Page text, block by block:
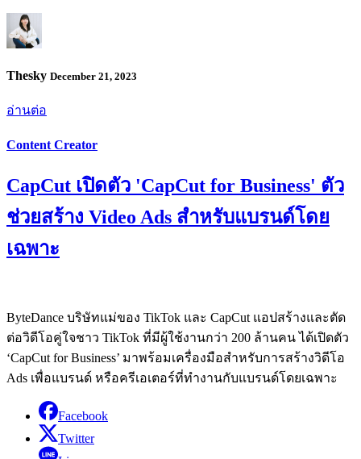
Thesky December 21, 2023
อ่านต่อ
Content Creator
CapCut เปิดตัว 'CapCut for Business' ตัว
ช่วยสร้าง Video Ads สำหรับแบรนด์โดย
เฉพาะ
ByteDance บริษัทแม่ของ TikTok และ CapCut แอปสร้างและตัด
ต่อวิดีโอคู่ใจชาว TikTok ที่มีผู้ใช้งานกว่า 200 ล้านคน ได้เปิดตัว
‘CapCut for Business’ มาพร้อมเครื่องมือสำหรับการสร้างวิดีโอ
Ads เพื่อแบรนด์ หรือครีเอเตอร์ที่ทำงานกับแบรนด์โดยเฉพาะ
Facebook
Twitter